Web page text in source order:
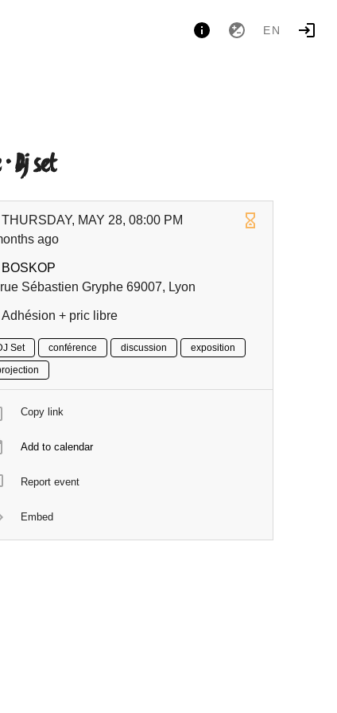
EN
Dj set
THURSDAY, MAY 28, 08:00 PM
ago
BOSKOP
Sébastien Gryphe 69007, Lyon
Adhésion + pric libre
Set conférence discussion
exposition
Copy link
Add to calendar
Report event
Embed